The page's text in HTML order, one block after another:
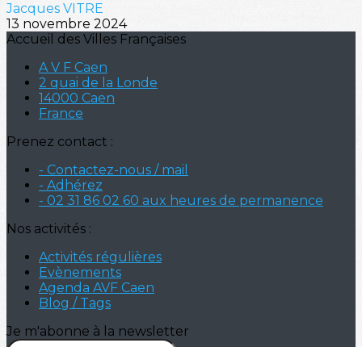
Jacques VITRE
13 novembre 2024
Accueil des Villes Françaises
A V F Caen
2 quai de la Londe
14000 Caen
France
Prenez contact :
- Contactez-nous / mail
- Adhérez
- 02 31 86 02 60 aux heures de permanence
Nos activités :
Activités régulières
Evènements
Agenda AVF Caen
Blog / Tags
Je m'abonne à la newsletter